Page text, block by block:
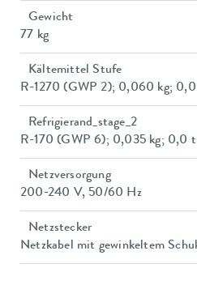
Gewicht
77 kg
Kältemittel Stufe
R-1270 (GWP 2); 0,060 kg;
Refrigierand_stage_2
R-170 (GWP 6); 0,035 kg; 0,0
Netzversorgung
200-240 V, 50/60 Hz
Netzstecker
Netzkabel mit gewinkeltem